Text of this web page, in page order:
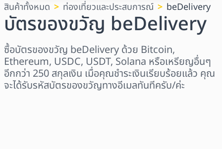
สินค้าทั้งหมด ท่องเที่ยวและประสบการณ์ beDelivery
บัตรของขวัญ beDelivery
ซื้อบัตรของขวัญ beDelivery ด้วย Bitcoin,
Ethereum, USDC, USDT, Solana หรือเหรียญอื่นๆ
อีกกว่า 250 สกุลเงิน เมื่อคุณชำระเงินเรียบร้อยแล้ว คุณ
จะได้รับรหัสบัตรของขวัญทางอีเมลทันทีครับ/ค่ะ